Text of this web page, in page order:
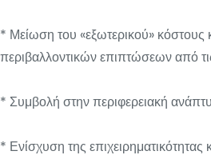
* Μείωση του «εξωτερικού» κόστους
περιβαλλοντικών επιπτώσεων από
* Συμβολή στην περιφερειακή
* Ενίσχυση της επιχειρηματικότητας